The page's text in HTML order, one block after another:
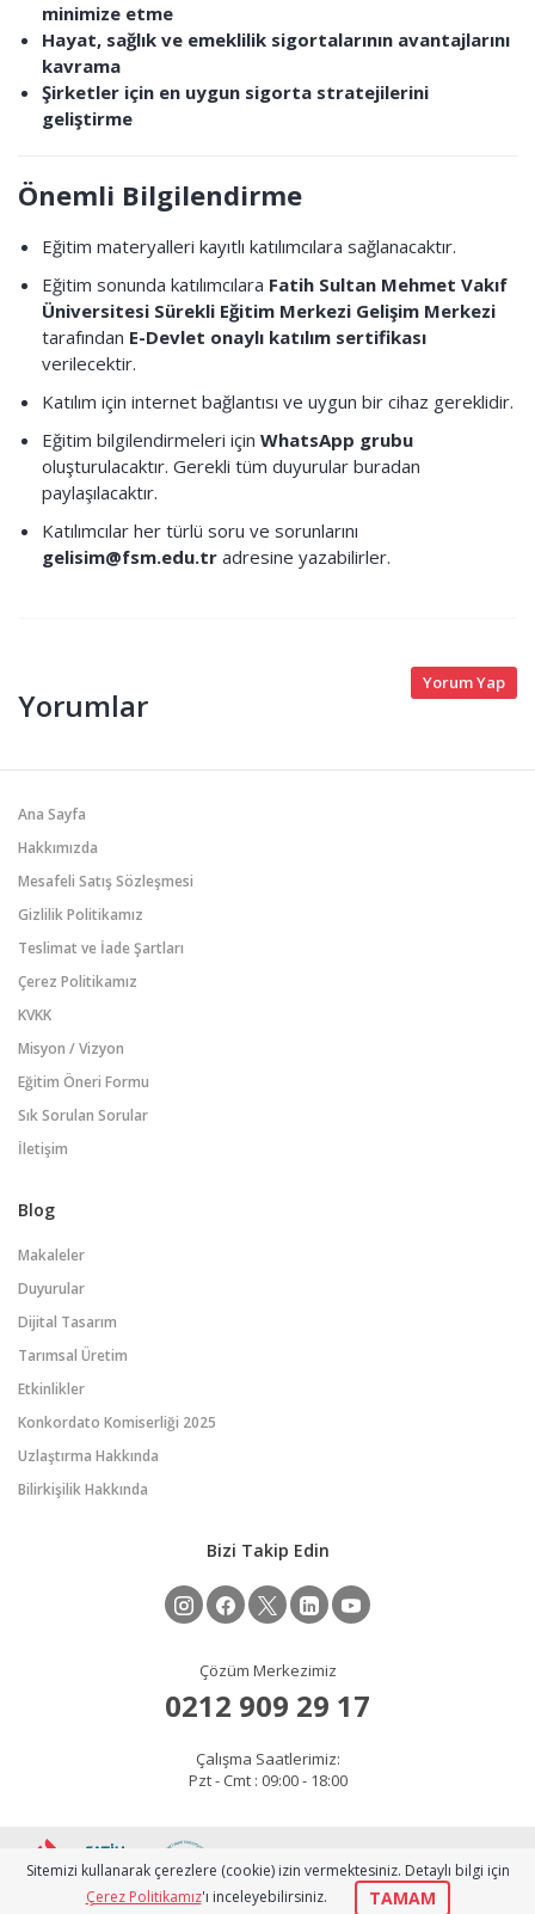
minimize etme
Hayat, sağlık ve emeklilik sigortalarının avantajlarını
kavrama
Şirketler için en uygun sigorta stratejilerini
geliştirme
Önemli Bilgilendirme
Eğitim materyalleri kayıtlı katılımcılara sağlanacaktır.
Eğitim sonunda katılımcılara Fatih Sultan Mehmet Vakıf
Üniversitesi Sürekli Eğitim Merkezi Gelişim Merkezi
tarafından E-Devlet onaylı katılım sertifikası
verilecektir.
Katılım için internet bağlantısı ve uygun bir cihaz gereklidir.
Eğitim bilgilendirmeleri için WhatsApp grubu
oluşturulacaktır. Gerekli tüm duyurular buradan
paylaşılacaktır.
Katılımcılar her türlü soru ve sorunlarını
gelisim@fsm.edu.tr adresine yazabilirler.
Yorumlar
Yorum Yap
Ana Sayfa
Hakkımızda
Mesafeli Satış Sözleşmesi
Gizlilik Politikamız
Teslimat ve İade Şartları
Çerez Politikamız
KVKK
Misyon / Vizyon
Eğitim Öneri Formu
Sık Sorulan Sorular
İletişim
Blog
Makaleler
Duyurular
Dijital Tasarım
Tarımsal Üretim
Etkinlikler
Konkordato Komiserliği 2025
Uzlaştırma Hakkında
Bilirkişilik Hakkında
Bizi Takip Edin
Çözüm Merkezimiz
0212 909 29 17
Çalışma Saatlerimiz:
Pzt - Cmt : 09:00 - 18:00
gelisim.fsm.edu.tr
Sitemizi kullanarak çerezlere (cookie) izin vermektesiniz. Detaylı bilgi için
Çerez Politikamız'ı inceleyebilirsiniz. TAMAM